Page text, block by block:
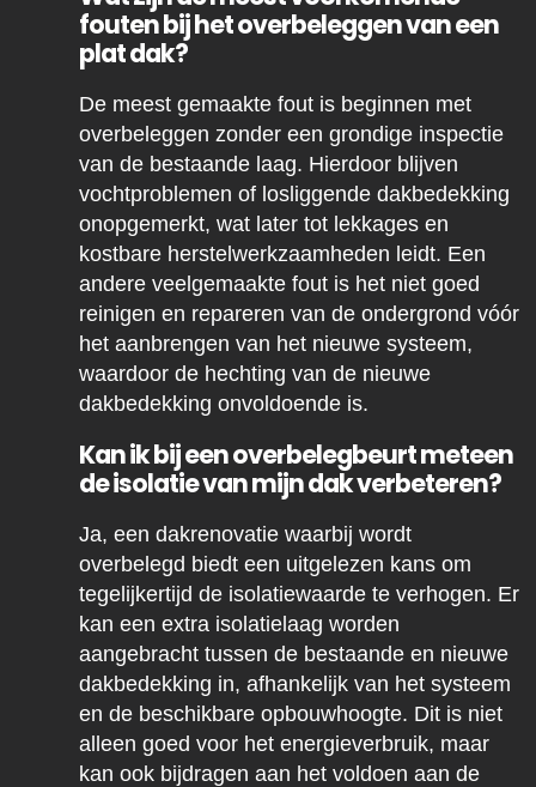
fouten bij het overbeleggen van een
plat dak?
De meest gemaakte fout is beginnen met
overbeleggen zonder een grondige inspectie
van de bestaande laag. Hierdoor blijven
vochtproblemen of losliggende dakbedekking
onopgemerkt, wat later tot lekkages en
kostbare herstelwerkzaamheden leidt. Een
andere veelgemaakte fout is het niet goed
reinigen en repareren van de ondergrond vóór
het aanbrengen van het nieuwe systeem,
waardoor de hechting van de nieuwe
dakbedekking onvoldoende is.
Kan ik bij een overbelegbeurt meteen
de isolatie van mijn dak verbeteren?
Ja, een dakrenovatie waarbij wordt
overbelegd biedt een uitgelezen kans om
tegelijkertijd de isolatiewaarde te verhogen. Er
kan een extra isolatielaag worden
aangebracht tussen de bestaande en nieuwe
dakbedekking in, afhankelijk van het systeem
en de beschikbare opbouwhoogte. Dit is niet
alleen goed voor het energieverbruik, maar
kan ook bijdragen aan het voldoen aan de